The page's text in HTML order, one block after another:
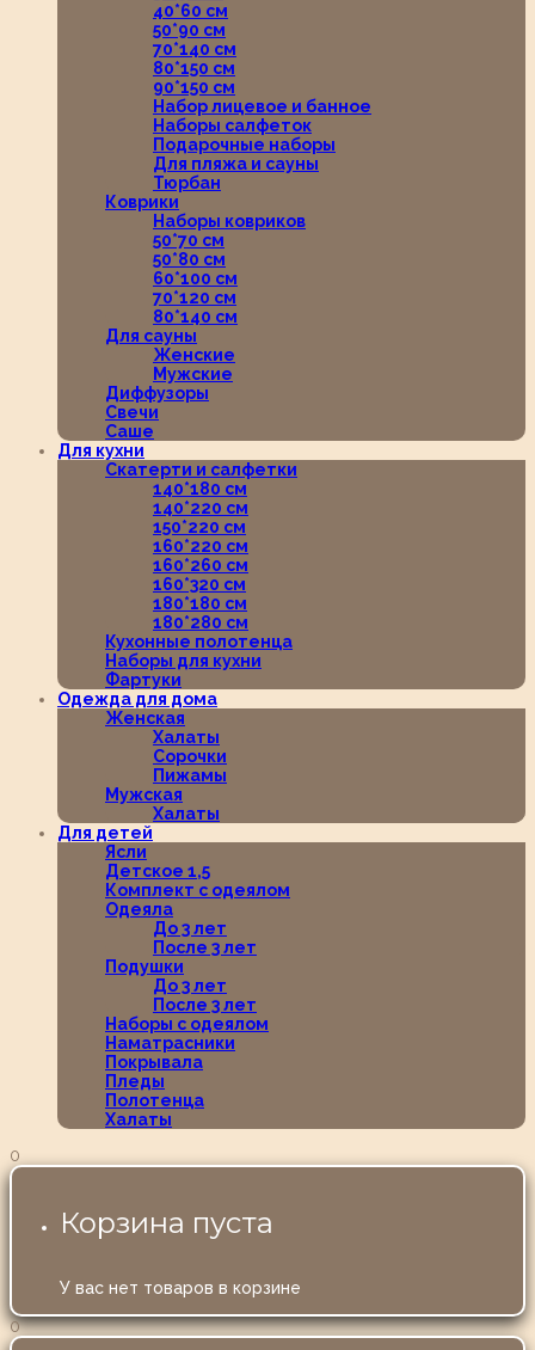
40*60 см
50*90 см
70*140 см
80*150 см
90*150 см
Набор лицевое и банное
Наборы салфеток
Подарочные наборы
Для пляжа и сауны
Тюрбан
Коврики
Наборы ковриков
50*70 см
50*80 см
60*100 см
70*120 см
80*140 см
Для сауны
Женские
Мужские
Диффузоры
Свечи
Саше
Для кухни
Скатерти и салфетки
140*180 см
140*220 см
150*220 см
160*220 см
160*260 см
160*320 см
180*180 см
180*280 см
Кухонные полотенца
Наборы для кухни
Фартуки
Одежда для дома
Женская
Халаты
Сорочки
Пижамы
Мужская
Халаты
Для детей
Ясли
Детское 1,5
Комплект с одеялом
Одеяла
До 3 лет
После 3 лет
Подушки
До 3 лет
После 3 лет
Наборы с одеялом
Наматрасники
Покрывала
Пледы
Полотенца
Халаты
0
Корзина пуста
У вас нет товаров в корзине
0